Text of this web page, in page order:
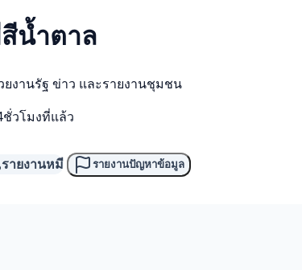
น้ำตาล
งานรัฐ ข่าว และรายงานชุมชน
ชั่วโมงที่แล้ว
รายงานหมี รายงานปัญหาข้อมูล